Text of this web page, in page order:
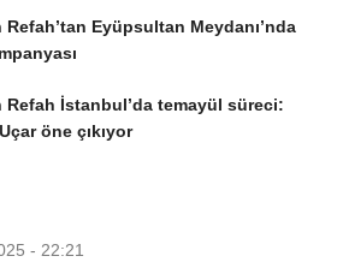
Refah’tan Eyüpsultan Meydanı’nda
Refah İstanbul’da temayül süreci:
öne çıkıyor
- 22:21